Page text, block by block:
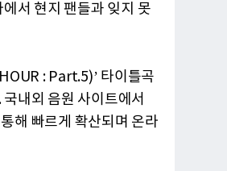
서 현지 팬들과 잊지 못
: Part.5)’ 타이틀곡
내외 음원 사이트에서
해 빠르게 확산되며 온라